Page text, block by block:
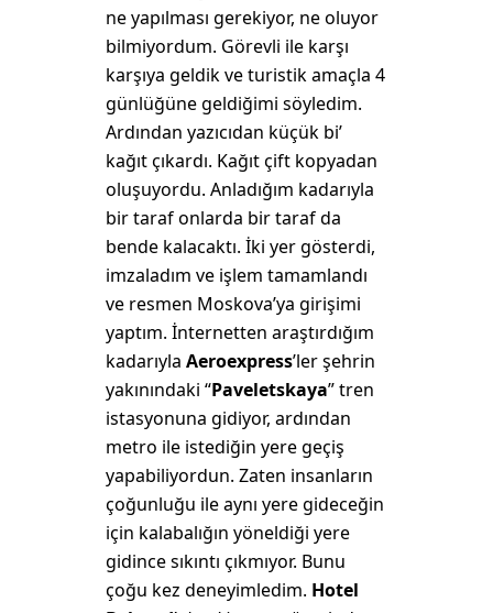
ne yapılması gerekiyor, ne oluyor
bilmiyordum. Görevli ile karşı
karşıya geldik ve turistik amaçla 4
günlüğüne geldiğimi söyledim.
Ardından yazıcıdan küçük bi’
kağıt çıkardı. Kağıt çift kopyadan
oluşuyordu. Anladığım kadarıyla
bir taraf onlarda bir taraf da
bende kalacaktı. İki yer gösterdi,
imzaladım ve işlem tamamlandı
ve resmen Moskova’ya girişimi
yaptım. İnternetten araştırdığım
kadarıyla Aeroexpress’ler şehrin
yakınındaki “Paveletskaya” tren
istasyonuna gidiyor, ardından
metro ile istediğin yere geçiş
yapabiliyordun. Zaten insanların
çoğunluğu ile aynı yere gideceğin
için kalabalığın yöneldiği yere
gidince sıkıntı çıkmıyor. Bunu
çoğu kez deneyimledim. Hotel